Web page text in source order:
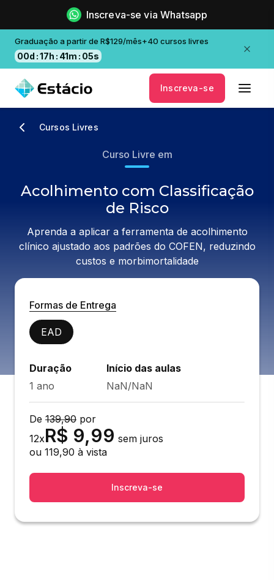
Inscreva-se via Whatsapp
Graduação a partir de R$129/mês+40 cursos livres
00d :17h : 41m : 05s
Inscreva-se
Cursos Livres
Curso Livre em
Acolhimento com Classificação
de Risco
Aprenda a aplicar a ferramenta de acolhimento
clínico ajustado aos padrões do COFEN, reduzindo
custos e morbimortalidade
Formas de Entrega
EAD
Duração
1 ano
Início das aulas
NaN/NaN
De 139,90 por
12xR$ 9,99 sem juros
ou 119,90 à vista
Inscreva-se